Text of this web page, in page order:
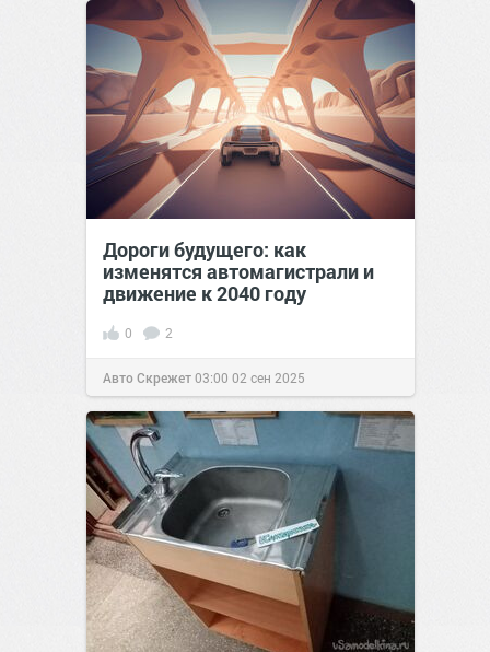
Дороги будущего: как
изменятся автомагистрали и
движение к 2040 году
0 2
Авто Скрежет03:00 02 сен 2025